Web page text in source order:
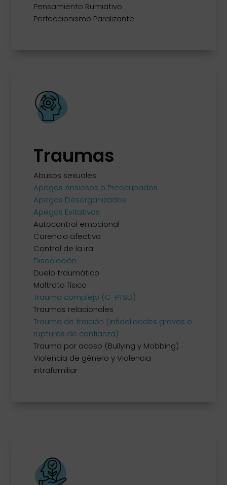
Pensamiento Rumiativo
Perfeccionismo Paralizante
Traumas
Abusos sexuales
Apegos Ansiosos o Preocupados
Apegos Desorganizados
Apegos Evitativos
Autocontrol emocional
Carencia afectiva
Control de la ira
Disociación
Duelo traumático
Maltrato físico
Trauma complejo (C-PTSD)
Traumas relacionales
Trauma de traición (Infidelidades graves o
rupturas de confianza)
Trauma por acoso (Bullying y Mobbing)
Violencia de género y Violencia
intrafamiliar